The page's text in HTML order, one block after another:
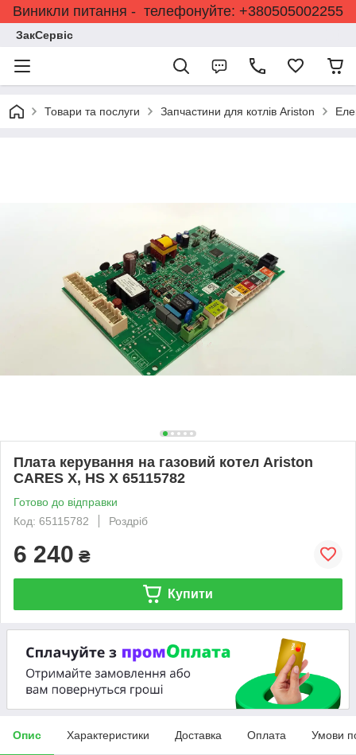
Виникли питання - телефонуйте: +380505002255
ЗакСервіс
Товари та послуги Запчастини для котлів Ariston
Плата керування на газовий котел Ariston
CARES X, HS X 65115782
Готово до відправки
Код: 65115782
Роздріб
6 240 ₴
Купити
Опис Характеристики Доставка Оплата Умови